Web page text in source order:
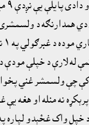
دي همدارنګه د
لارې د خپلې مودې
چې ولسمشر غني
نه منله او هغه يې
خپل واک غځېدو لپاره